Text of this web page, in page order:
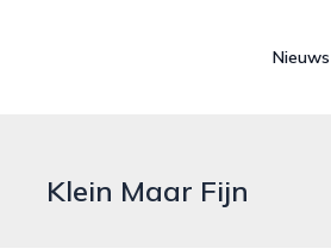
Nieuws
Klein Maar Fijn